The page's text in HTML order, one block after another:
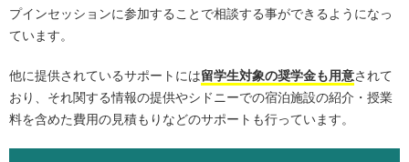
プインセッションに参加することで相談する事ができるようになっ
ています。
他に提供されているサポートには留学生対象の奨学金も用意されて
おり、それ関する情報の提供やシドニーでの宿泊施設の紹介・授業
料を含めた費用の見積もりなどのサポートも行っています。